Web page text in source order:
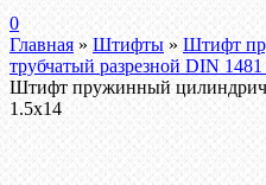
0
Главная » Штифты » Штифт
трубчатый разрезной DIN
Штифт пружинный
1.5х14